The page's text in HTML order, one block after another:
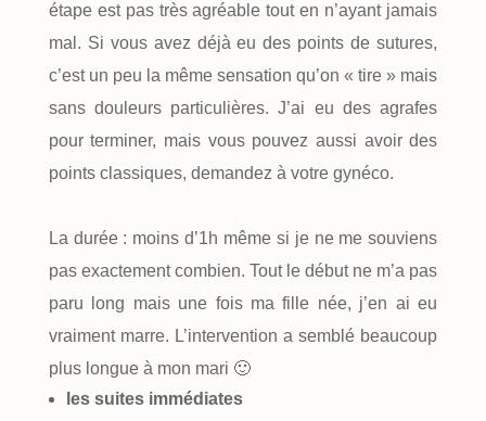
étape est pas très agréable tout en n’ayant jamais
mal. Si vous avez déjà eu des points de sutures,
c’est un peu la même sensation qu’on « tire » mais
sans douleurs particulières. J’ai eu des agrafes
pour terminer, mais vous pouvez aussi avoir des
points classiques, demandez à votre gynéco.
La durée : moins d’1h même si je ne me souviens
pas exactement combien. Tout le début ne m’a pas
paru long mais une fois ma fille née, j’en ai eu
vraiment marre. L’intervention a semblé beaucoup
plus longue à mon mari 🙂
les suites immédiates